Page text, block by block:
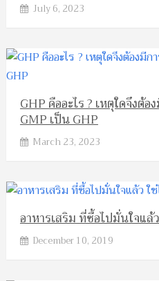
July 6, 2023
GHP คืออะไร ? เหตุใดจึงต้
GMP เป็น GHP
March 23, 2023
อาหารเสริม ที่ซื้อไปมั่นใจแล้
December 10, 2019